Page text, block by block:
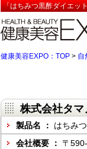
「はちみつ黒酢ダイエッ
健康美容EXPO：TOP > 自
株式会社タ
製品名 ： はちみ
会社概要 ： 〒